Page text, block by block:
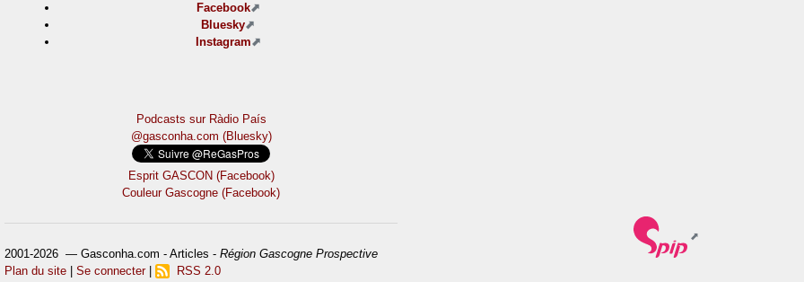
Facebook
Bluesky
Instagram
Podcasts sur Ràdio País
@gasconha.com (Bluesky)
Esprit GASCON (Facebook)
Couleur Gascogne (Facebook)
2001-2026 — Gasconha.com - Articles - Région Gascogne Prospective
Plan du site
Se connecter| RSS 2.0